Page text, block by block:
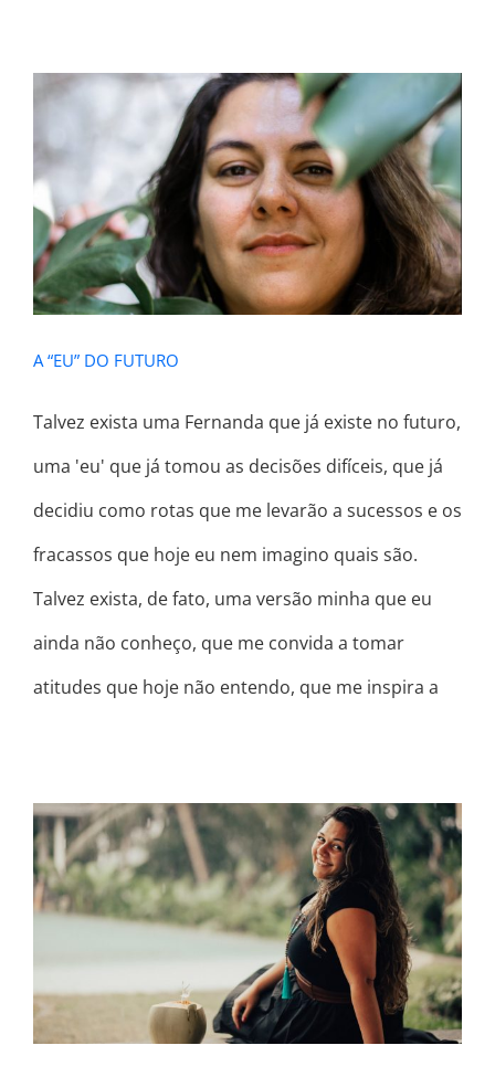
A “EU” DO FUTURO
A “EU” DO FUTURO
Talvez exista uma Fernanda que já existe no futuro,
uma 'eu' que já tomou as decisões difíceis, que já
decidiu como rotas que me levarão a sucessos e os
fracassos que hoje eu nem imagino quais são.
Talvez exista, de fato, uma versão minha que eu
ainda não conheço, que me convida a tomar
atitudes que hoje não entendo, que me inspira a
DE PASSINHO EM PASSINHO VOCÊ
VAI CONSTRUIR A VOCÊ QUE VOCÊ
QUER